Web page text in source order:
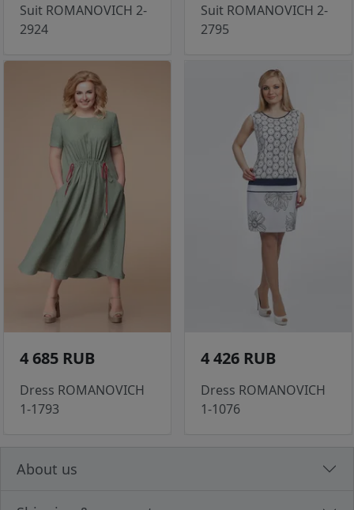
Suit ROMANOVICH 2-
2924
Suit ROMANOVICH 2-
2795
4 685 RUB
Dress ROMANOVICH
1-1793
4 426 RUB
Dress ROMANOVICH
1-1076
About us